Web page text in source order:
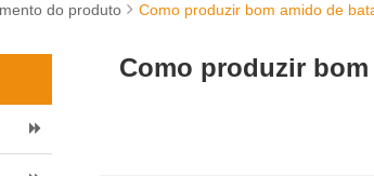
do produto Como produzir bom amido de
Como produzir